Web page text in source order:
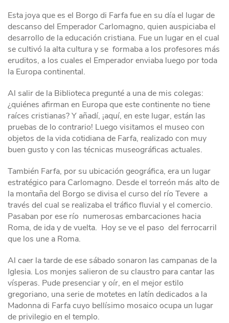
Esta joya que es el Borgo di Farfa fue en su día el lugar de
descanso del Emperador Carlomagno, quien auspiciaba el
desarrollo de la educación cristiana. Fue un lugar en el cual
se cultivó la alta cultura y se formaba a los profesores más
eruditos, a los cuales el Emperador enviaba luego por toda
la Europa continental.
Al salir de la Biblioteca pregunté a una de mis colegas:
¿quiénes afirman en Europa que este continente no tiene
raíces cristianas? Y añadí, ¡aquí, en este lugar, están las
pruebas de lo contrario! Luego visitamos el museo con
objetos de la vida cotidiana de Farfa, realizado con muy
buen gusto y con las técnicas museográficas actuales.
También Farfa, por su ubicación geográfica, era un lugar
estratégico para Carlomagno. Desde el torreón más alto de
la montaña del Borgo se divisa el curso del río Tevere a
través del cual se realizaba el tráfico fluvial y el comercio.
Pasaban por ese río numerosas embarcaciones hacia
Roma, de ida y de vuelta. Hoy se ve el paso del ferrocarril
que los une a Roma.
Al caer la tarde de ese sábado sonaron las campanas de la
Iglesia. Los monjes salieron de su claustro para cantar las
vísperas. Pude presenciar y oír, en el mejor estilo
gregoriano, una serie de motetes en latín dedicados a la
Madonna di Farfa cuyo bellísimo mosaico ocupa un lugar
de privilegio en el templo.